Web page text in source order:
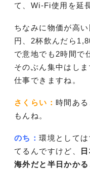
て、Wi-Fi使用を延
ちなみに物価が高
円、2杯飲んだら
で意地でも2時間で
そのぶん集中はし
仕事できますね。
さくらい： 時間あ
もんね。
のち：環境として
てるんですけど、
海外だと半日かか